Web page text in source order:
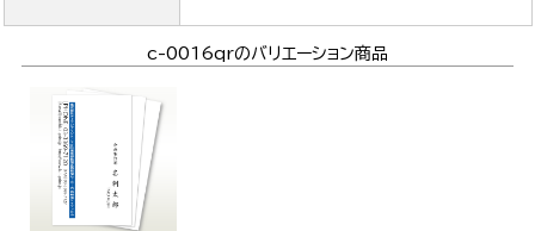
c-0016qrのバリエーション商品